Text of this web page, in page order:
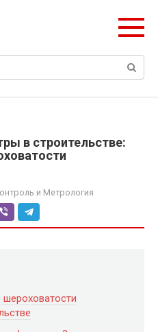
в строительстве:
и Метрология